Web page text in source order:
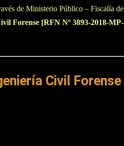
de Ministerio Público – Fiscalía de
Forense [RFN Nº 3893-2018-MP-
Civil Forense